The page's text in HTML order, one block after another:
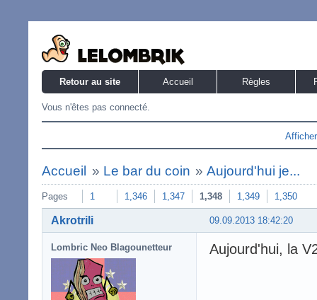
Retour au site Accueil Règles
Vous n'êtes pas connecté.
Accueil » Le bar du coin »Aujourd'hui je...
Pages 1 1,346 1,347 1,348 1,349 1,350
09.09.2013 18:42:20
Akrotrili
Lombric Neo Blagounetteur Aujourd'hui, la